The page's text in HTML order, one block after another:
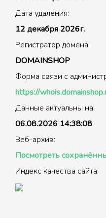
Дата удаления:
12 декабря 2026г.
Регистратор домена:
DOMAINSHOP
Форма связи с
https://
Данные актуальны на:
06.08.2026 14:38:08
Веб-архив:
Посмотреть
Индекс качества сайта: